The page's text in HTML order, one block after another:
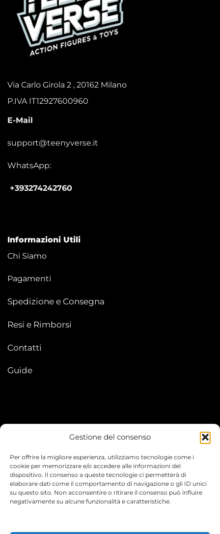
Gestione del consenso
Per offrire la migliore esperienza, utilizziamo tecnologie come i
cookie per memorizzare e/o accedere alle informazioni del
dispositivo. Il consenso a queste tecnologie ci permetterà di
elaborare dati come il comportamento di navigazione o gli ID unici
su questo sito. Non acconsentire o ritirare il consenso può influire
negativamente su alcune funzionalità e caratteristiche.
Via Carlo Girola 2 , 20162 Milano
P.IVA IT12927600960
E-Mail
support@teenyverse.it
WhatsApp:
+393274242760
Informazioni Utili
Chi Siamo
Pagamenti
Spedizione e Consegna
Resi e Rimborsi
Contatti
Guide
I Miei Ordini
Le mie informazioni